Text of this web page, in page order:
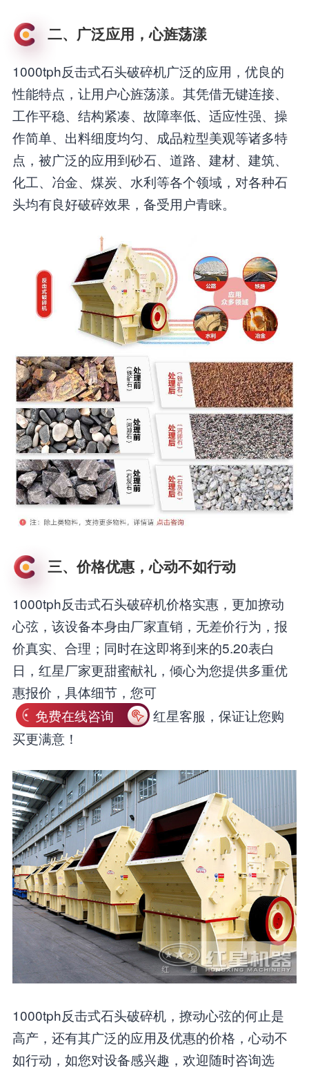
二、广泛应用，心旌荡漾
1000tph反击式石头破碎机广泛的应用，优良的
性能特点，让用户心旌荡漾。其凭借无键连接、
工作平稳、结构紧凑、故障率低、适应性强、操
作简单、出料细度均匀、成品粒型美观等诸多特
点，被广泛的应用到砂石、道路、建材、建筑、
化工、冶金、煤炭、水利等各个领域，对各种石
头均有良好破碎效果，备受用户青睐。
三、价格优惠，心动不如行动
1000tph反击式石头破碎机价格实惠，更加撩动
心弦，该设备本身由厂家直销，无差价行为，报
价真实、合理；同时在这即将到来的5.20表白
日，红星厂家更甜蜜献礼，倾心为您提供多重优
惠报价，具体细节，您可
免费在线咨询
红星客服，保证让您购
买更满意！
1000tph反击式石头破碎机，撩动心弦的何止是
高产，还有其广泛的应用及优惠的价格，心动不
如行动，如您对设备感兴趣，欢迎随时咨询选